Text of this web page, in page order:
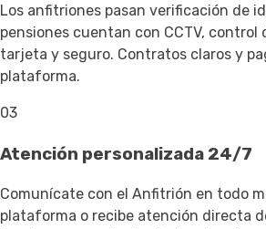
Los anfitriones pasan verificación de
pensiones cuentan con CCTV, control
tarjeta y seguro. Contratos claros y
plataforma.
03
Atención personalizada 24/7
Comunícate con el Anfitrión en todo
plataforma o recibe atención directa